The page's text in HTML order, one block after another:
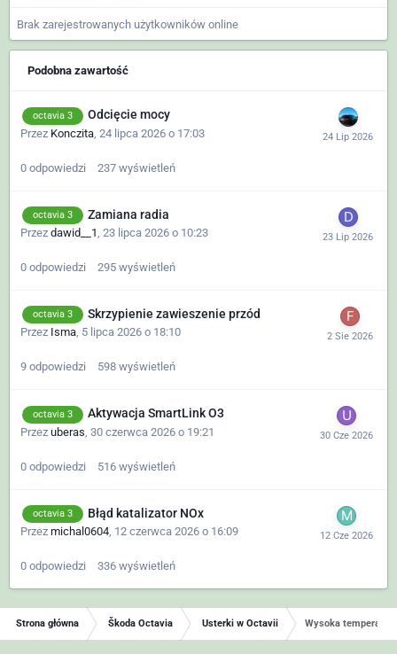
Brak zarejestrowanych użytkowników online
Podobna zawartość
octavia 3 Odcięcie mocy
Przez Konczita 24 lipca 2026 o 17:03
0 odpowiedzi 237 wyświetleń
octavia 3 Zamiana radia
Przez dawid__1, 23 lipca 2026 o 10:23
0 odpowiedzi 295 wyświetleń
octavia 3 Skrzypienie zawieszenie przód
Przez Isma, 5 lipca 2026 o 18:10
9 odpowiedzi 598 wyświetleń
octavia 3 Aktywacja SmartLink O3
Przez uberas 30 czerwca 2026 o 19:21
0 odpowiedzi 516 wyświetleń
octavia 3 Błąd katalizator NOx
Przez michal0604, 12 czerwca 2026 o 16:09
0 odpowiedzi 336 wyświetleń
Strona główna Škoda Octavia Usterki w Octavii Wysoka